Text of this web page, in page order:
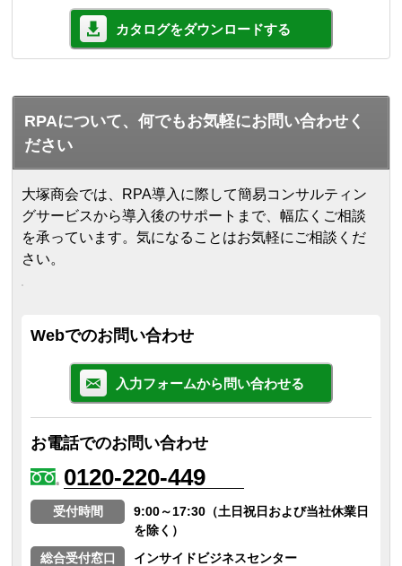
カタログをダウンロードする
RPAについて、何でもお気軽にお問い合わせく
ださい
大塚商会では、RPA導入に際して簡易コンサルティン
グサービスから導入後のサポートまで、幅広くご相談
を承っています。気になることはお気軽にご相談くだ
さい。
Webでのお問い合わせ
入力フォームから問い合わせる
お電話でのお問い合わせ
0120-220-449
受付時間
9:00～17:30（土日祝日および当社休業日
を除く）
総合受付窓口
インサイドビジネスセンター